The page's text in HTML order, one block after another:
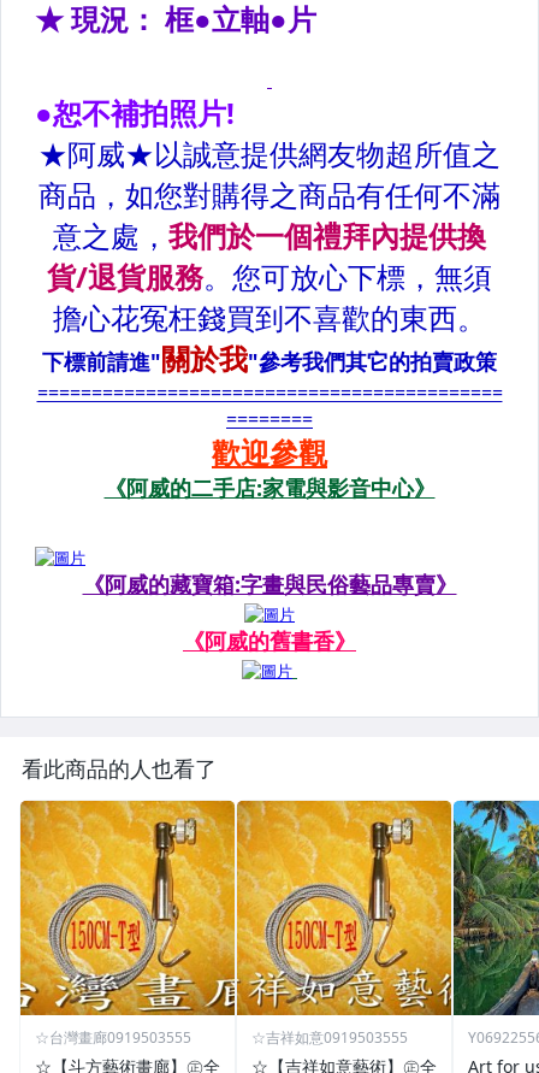
看此商品的人也看了
☆台灣畫廊0919503555
☆【斗方藝術畫廊】㊣全
☆吉祥如意0919503555
☆【吉祥如意藝術】㊣全 Art for